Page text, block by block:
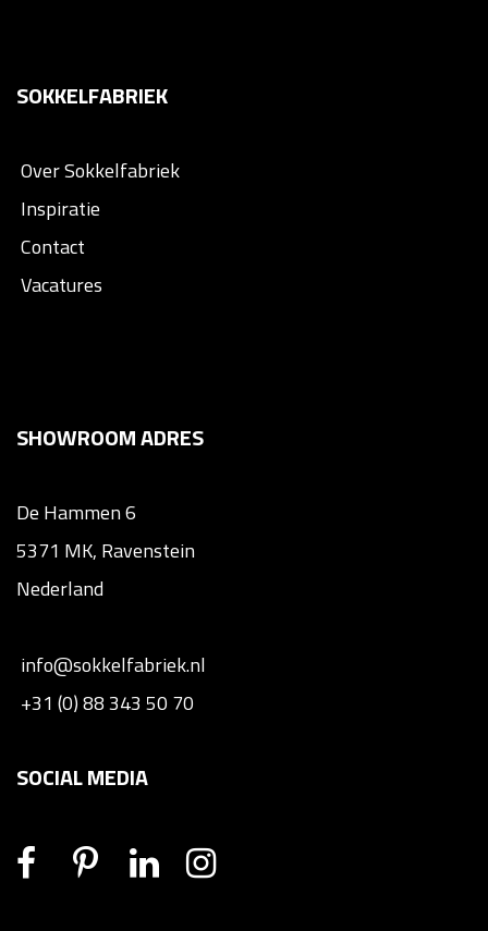
SOKKELFABRIEK
Over Sokkelfabriek
Inspiratie
Contact
Vacatures
SHOWROOM ADRES
De Hammen 6
5371 MK, Ravenstein
Nederland
info@sokkelfabriek.nl
+31 (0) 88 343 50 70
SOCIAL MEDIA